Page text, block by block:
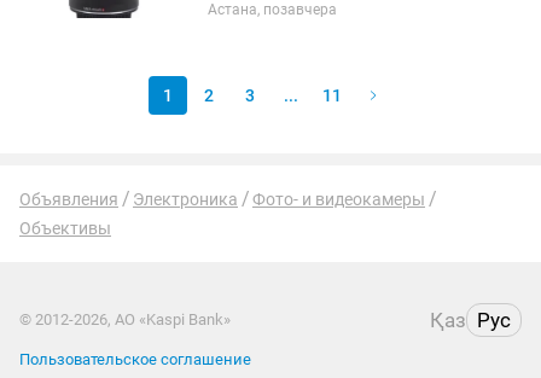
Объектив Sirui 35mm f/1.8 Anamorphic
Астана, позавчера
1 2 3 ... 11
Объявления Электроника
Фото- и видеокамеры
Объективы
© 2012-2026, АО «Kaspi Bank» Қаз Рус
Пользовательское соглашение